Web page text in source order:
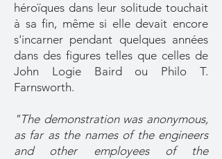
héroïques dans leur solitude touchait
à sa fin, même si elle devait encore
s'incarner pendant quelques années
dans des figures telles que celles de
John Logie Baird ou Philo T.
Farnsworth.
"The demonstration was anonymous,
as far as the names of the engineers
and other employees of the